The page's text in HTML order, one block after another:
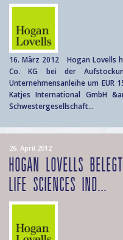
16. März 2012 Hogan Lovells
Co. KG bei der
Unternehmensanleihe um EUR
Katjes International GmbH
Schwestergesellschaft...
26. April 2012
HOGAN LOVELLS
LIFE SCIENCES IND...